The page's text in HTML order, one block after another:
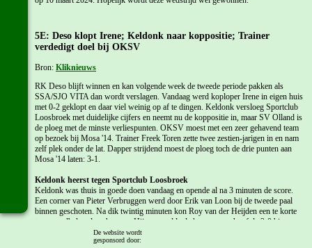
5E: Deso klopt Irene; Keldonk naar koppositie; Trainer
verdedigt doel bij OKSV
Bron: Kliknieuws
RK Deso blijft winnen en kan volgende week de tweede periode pakken als
SSA/SJO VITA dan wordt verslagen. Vandaag werd koploper Irene in eigen huis
met 0-2 geklopt en daar viel weinig op af te dingen. Keldonk versloeg Sportclub
Loosbroek met duidelijke cijfers en neemt nu de koppositie in, maar SV Olland is
de ploeg met de minste verliespunten. OKSV moest met een zeer gehavend team
op bezoek bij Mosa '14. Trainer Freek Toren zette twee zestien-jarigen in en nam
zelf plek onder de lat. Dapper strijdend moest de ploeg toch de drie punten aan
Mosa '14 laten: 3-1.
Keldonk heerst tegen Sportclub Loosbroek
Keldonk was thuis in goede doen vandaag en opende al na 3 minuten de score.
Een corner van Pieter Verbruggen werd door Erik van Loon bij de tweede paal
binnen geschoten. Na dik twintig minuten kon Roy van der Heijden een te korte
terugspeelbal onderscheppen. Hij omspeelde de keeper en schoof de 2-0 binnen.
Bij een spaarzame aanval van Sportclub Loosbroek werd de bal door een vallende
Keldonk verdediger met de hand beroerd en de scheidsrechter gaf een penalty.
De website wordt
gesponsord door: